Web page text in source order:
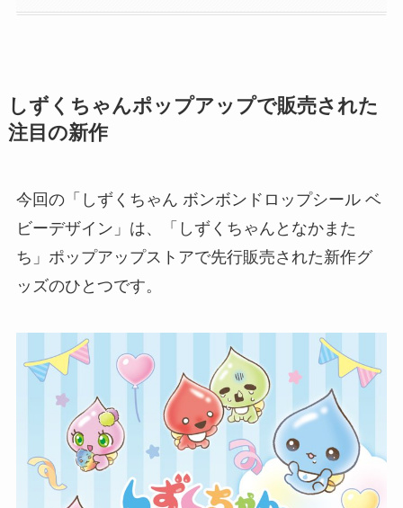
しずくちゃんポップアップで販売された
注目の新作
今回の「しずくちゃん ボンボンドロップシール ベ
ビーデザイン」は、「しずくちゃんとなかまた
ち」ポップアップストアで先行販売された新作グ
ッズのひとつです。